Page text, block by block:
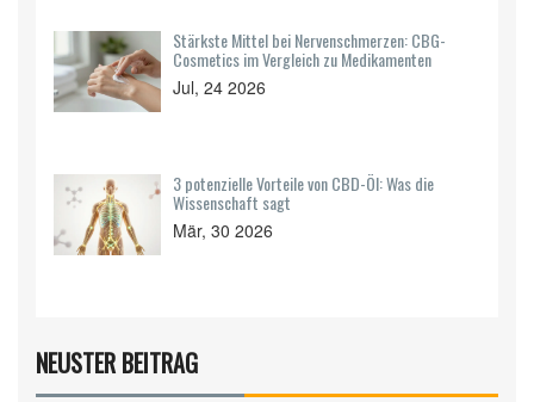
Stärkste Mittel bei Nervenschmerzen: CBG-
Cosmetics im Vergleich zu Medikamenten
Jul, 24 2026
3 potenzielle Vorteile von CBD-Öl: Was die
Wissenschaft sagt
Mär, 30 2026
NEUSTER BEITRAG